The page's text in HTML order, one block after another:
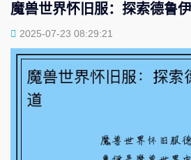
魔兽世界怀旧服：探索德鲁
2025-07-23 08:29:21